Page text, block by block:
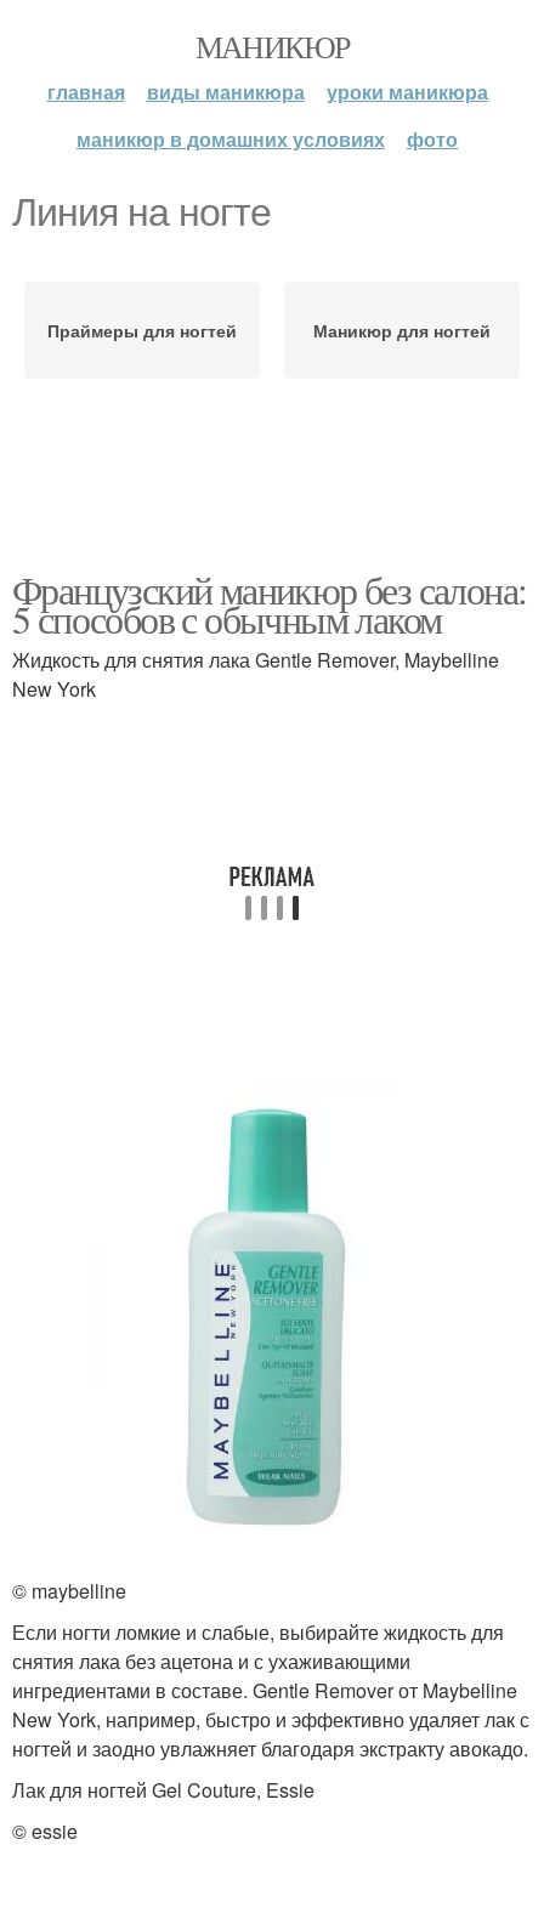
МАНИКЮР
главная виды маникюра
уроки маникюра
маникюр в домашних условиях
фото
Линия на ногте
Праймеры для ногтей Маникюр для ногтей
Французский маникюр без салона:
5 способов с обычным лаком
Жидкость для снятия лака Gentle Remover, Maybelline
New York
© maybelline
Если ногти ломкие и слабые, выбирайте жидкость для
снятия лака без ацетона и с ухаживающими
ингредиентами в составе. Gentle Remover от Maybelline
New York, например, быстро и эффективно удаляет лак с
ногтей и заодно увлажняет благодаря экстракту авокадо.
Лак для ногтей Gel Couture, Essie
© essie